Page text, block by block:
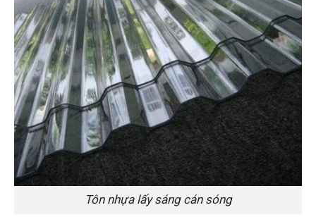
Tôn nhựa lấy sáng cán sóng